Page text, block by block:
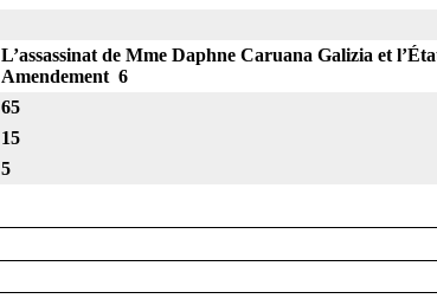
L’assassinat de Mme Daphne Caruana Galizia et
Amendement 6
65
15
5